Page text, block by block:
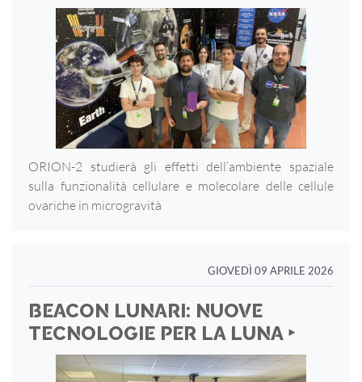
ORION-2 studierà gli effetti dell’ambiente spaziale
sulla funzionalità cellulare e molecolare delle cellule
ovariche in microgravità
GIOVEDÌ 09 APRILE 2026
BEACON LUNARI: NUOVE
TECNOLOGIE PER LA LUNA ‣